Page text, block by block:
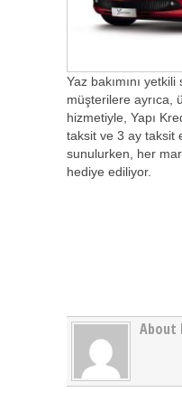
Yaz bakımını
müşterilere ayrıca,
hizmetiyle, Yapı
taksit ve 3 ay taksit
sunulurken, her
hediye ediliyor.
About